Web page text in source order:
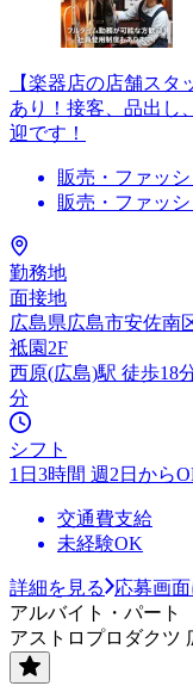
【楽器店の店舗ス
あり！接客、品出し
迎です！
販売・ファッ
販売・ファッ
勤務地
面接地
広島県広島市安佐南
祗園2F
西原(広島)駅 徒歩18
分
シフト
1日3時間 週2日から
交通費支給
未経験OK
詳細を見る
応募画
アルバイト・パート
アストロプロダクツ